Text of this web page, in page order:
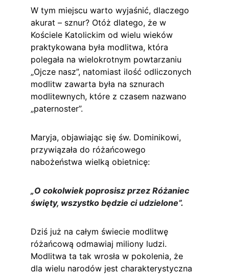
W tym miejscu warto wyjaśnić, dlaczego
akurat – sznur? Otóż dlatego, że w
Kościele Katolickim od wielu wieków
praktykowana była modlitwa, która
polegała na wielokrotnym powtarzaniu
„Ojcze nasz”, natomiast ilość odliczonych
modlitw zawarta była na sznurach
modlitewnych, które z czasem nazwano
„paternoster”.
Maryja, objawiając się św. Dominikowi,
przywiązała do różańcowego
nabożeństwa wielką obietnicę:
„O cokolwiek poprosisz przez Różaniec
święty, wszystko będzie ci udzielone”.
Dziś już na całym świecie modlitwę
różańcową odmawiaj miliony ludzi.
Modlitwa ta tak wrosła w pokolenia, że
dla wielu narodów jest charakterystyczna